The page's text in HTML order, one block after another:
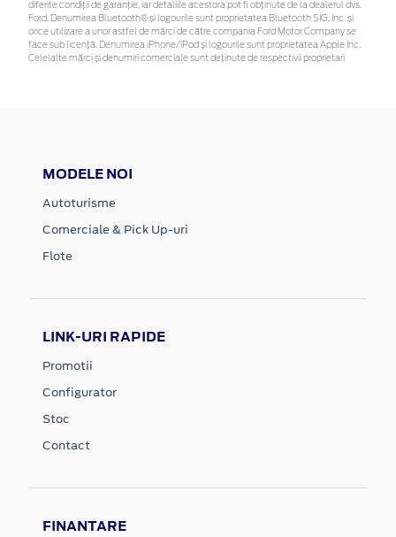
diferite condiții de garanție, iar detaliile acestora pot fi obținute de la dealerul dvs.
Ford. Denumirea Bluetooth® și logourile sunt proprietatea Bluetooth SIG, Inc. și
orice utilizare a unor astfel de mărci de către compania Ford Motor Company se
face sub licență. Denumirea iPhone/iPod și logourile sunt proprietatea Apple Inc.
Celelalte mărci și denumiri comerciale sunt deținute de respectivii proprietari
MODELE NOI
Autoturisme
Comerciale & Pick Up-uri
Flote
LINK-URI RAPIDE
Promotii
Configurator
Stoc
Contact
FINANTARE